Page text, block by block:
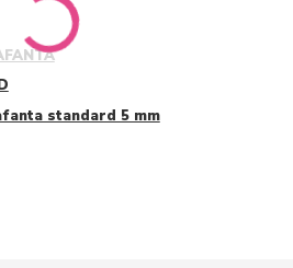
standard 5 mm